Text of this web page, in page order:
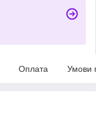
Оплата Умови